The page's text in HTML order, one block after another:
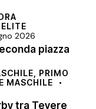
2026
piazza
PRIMO
MASCHILE
tra Tevere